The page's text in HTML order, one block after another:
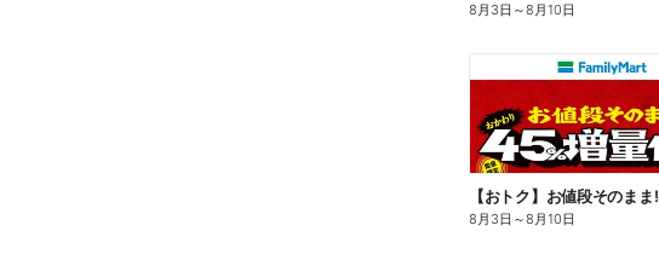
8月3日 ～8月10日
8月3日 ～8月10日